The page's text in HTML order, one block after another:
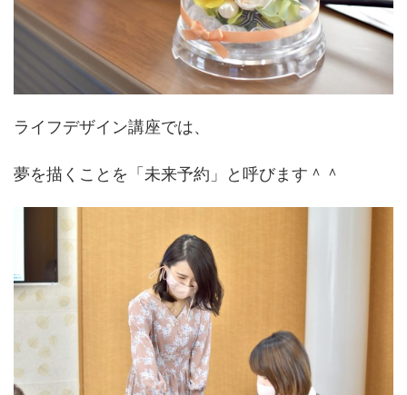
ライフデザイン講座では、
夢を描くことを「未来予約」と呼びます＾＾